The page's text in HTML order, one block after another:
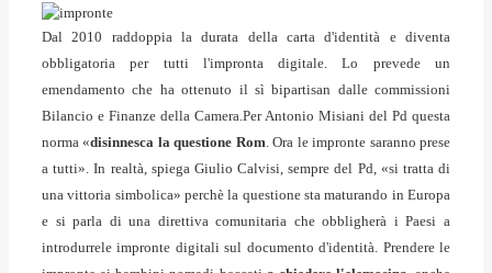
Dal 2010 raddoppia la durata della carta d'identità e diventa
obbligatoria per tutti l'impronta digitale. Lo prevede un
emendamento che ha ottenuto il sì bipartisan dalle commissioni
Bilancio e Finanze della Camera.Per Antonio Misiani del Pd questa
norma «disinnesca la questione Rom. Ora le impronte saranno prese
a tutti». In realtà, spiega Giulio Calvisi, sempre del Pd, «si tratta di
una vittoria simbolica» perchè la questione sta maturando in Europa
e si parla di una direttiva comunitaria che obbligherà i Paesi a
introdurrele impronte digitali sul documento d'identità. Prendere le